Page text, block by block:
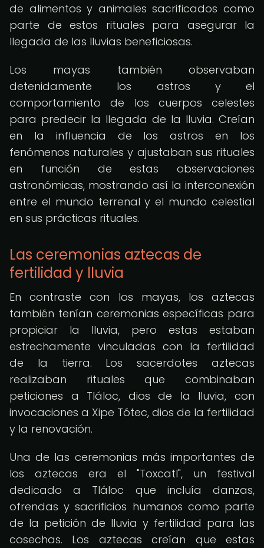
de alimentos y animales sacrificados como
parte de estos rituales para asegurar la
llegada de las lluvias beneficiosas.
Los mayas también observaban
detenidamente los astros y el
comportamiento de los cuerpos celestes
para predecir la llegada de la lluvia. Creían
en la influencia de los astros en los
fenómenos naturales y ajustaban sus rituales
en función de estas observaciones
astronómicas, mostrando así la interconexión
entre el mundo terrenal y el mundo celestial
en sus prácticas rituales.
Las ceremonias aztecas de
fertilidad y lluvia
En contraste con los mayas, los aztecas
también tenían ceremonias específicas para
propiciar la lluvia, pero estas estaban
estrechamente vinculadas con la fertilidad
de la tierra. Los sacerdotes aztecas
realizaban rituales que combinaban
peticiones a Tláloc, dios de la lluvia, con
invocaciones a Xipe Tótec, dios de la fertilidad
y la renovación.
Una de las ceremonias más importantes de
los aztecas era el "Toxcatl", un festival
dedicado a Tláloc que incluía danzas,
ofrendas y sacrificios humanos como parte
de la petición de lluvia y fertilidad para las
cosechas. Los aztecas creían que estas